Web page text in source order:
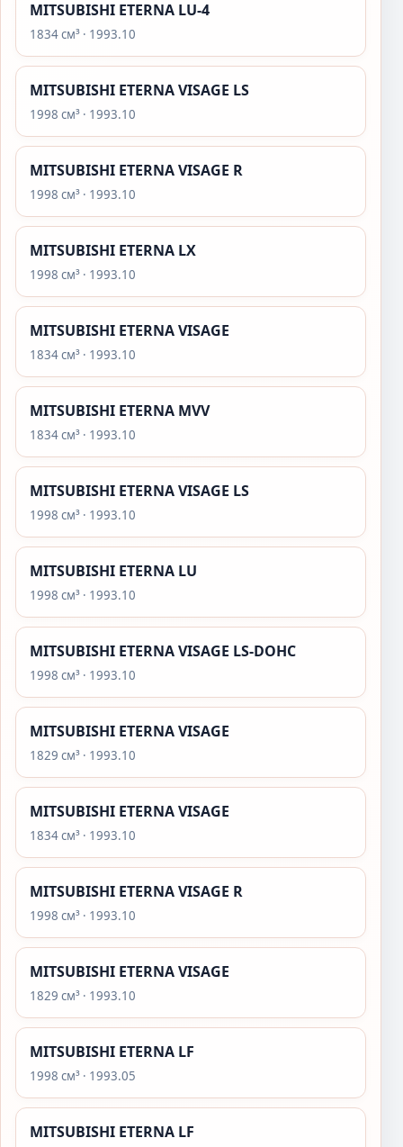
MITSUBISHI ETERNA LU-4
1834 см³ · 1993.10
MITSUBISHI ETERNA VISAGE LS
1998 см³ · 1993.10
MITSUBISHI ETERNA VISAGE R
1998 см³ · 1993.10
MITSUBISHI ETERNA LX
1998 см³ · 1993.10
MITSUBISHI ETERNA VISAGE
1834 см³ · 1993.10
MITSUBISHI ETERNA MVV
1834 см³ · 1993.10
MITSUBISHI ETERNA VISAGE LS
1998 см³ · 1993.10
MITSUBISHI ETERNA LU
1998 см³ · 1993.10
MITSUBISHI ETERNA VISAGE LS-DOHC
1998 см³ · 1993.10
MITSUBISHI ETERNA VISAGE
1829 см³ · 1993.10
MITSUBISHI ETERNA VISAGE
1834 см³ · 1993.10
MITSUBISHI ETERNA VISAGE R
1998 см³ · 1993.10
MITSUBISHI ETERNA VISAGE
1829 см³ · 1993.10
MITSUBISHI ETERNA LF
1998 см³ · 1993.05
MITSUBISHI ETERNA LF